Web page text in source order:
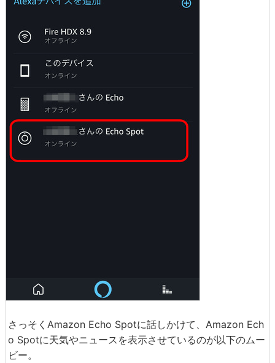
さっそくAmazon Echo Spotに話しかけて、Amazon Ech
o Spotに天気やニュースを表示させているのが以下のムー
ビー。